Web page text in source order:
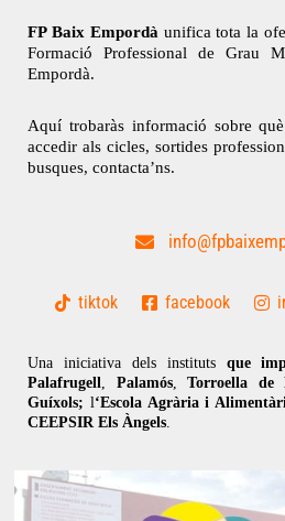
FP Baix Empordà unifica tota la
Formació Professional de Grau
Empordà.
Aquí trobaràs informació sobre
accedir als cicles, sortides
busques, contacta’ns.
tiktok facebook
Una iniciativa dels instituts que
Palafrugell
Palamós,Torroella de
Guíxols; l‘Escola Agrària i
CEEPSIR Els Àngels